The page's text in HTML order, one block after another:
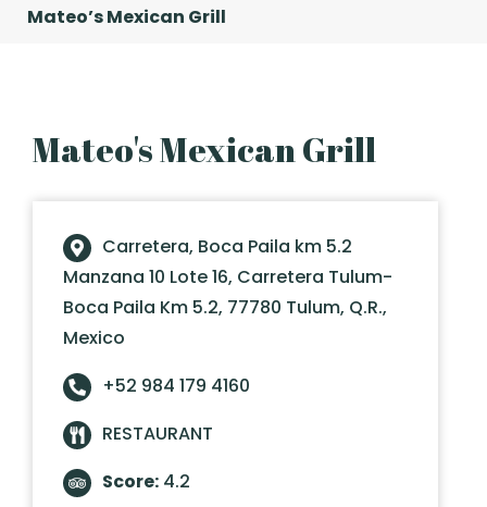
Mateo’s Mexican Grill
Mateo's Mexican Grill
Carretera, Boca Paila km 5.2
Manzana 10 Lote 16, Carretera Tulum-
Boca Paila Km 5.2, 77780 Tulum, Q.R.,
Mexico
+52 984 179 4160
RESTAURANT
Score: 4.2